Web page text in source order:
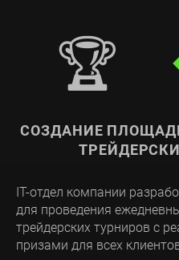
СОЗДАНИЕ
IT-отдел компании
для проведения
трейдерских турниров с
призами для всех
🏆